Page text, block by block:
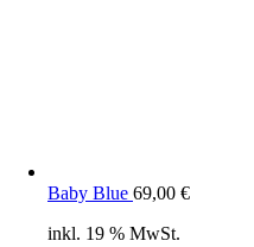
Baby Blue 69,00 €
inkl. 19 % MwSt.